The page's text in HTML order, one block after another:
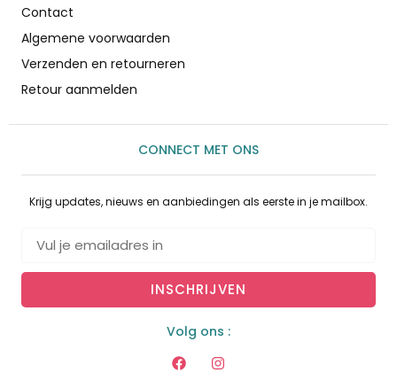
Contact
Algemene voorwaarden
Verzenden en retourneren
Retour aanmelden
CONNECT MET ONS
Krijg updates, nieuws en aanbiedingen als eerste in je mailbox.
INSCHRIJVEN
Volg ons :